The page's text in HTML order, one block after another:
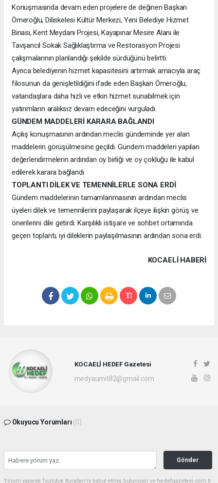
Konuşmasında devam eden projelere de değinen Başkan
Ömeroğlu, Diliskelesi Kültür Merkezi, Yeni Belediye Hizmet
Binası, Kent Meydanı Projesi, Kayapınar Mesire Alanı ile
Tavşancıl Sokak Sağlıklaştırma ve Restorasyon Projesi
çalışmalarının planlandığı şekilde sürdüğünü belirtti.
Ayrıca belediyenin hizmet kapasitesini artırmak amacıyla araç
filosunun da genişletildiğini ifade eden Başkan Ömeroğlu,
vatandaşlara daha hızlı ve etkin hizmet sunabilmek için
yatırımların aralıksız devam edeceğini vurguladı.
GÜNDEM MADDELERİ KARARA BAĞLANDI
Açılış konuşmasının ardından meclis gündeminde yer alan
maddelerin görüşülmesine geçildi. Gündem maddeleri yapılan
değerlendirmelerin ardından oy birliği ve oy çokluğu ile kabul
edilerek karara bağlandı.
TOPLANTI DİLEK VE TEMENNİLERLE SONA ERDİ
Gündem maddelerinin tamamlanmasının ardından meclis
üyeleri dilek ve temennilerini paylaşarak ilçeye ilişkin görüş ve
önerilerini dile getirdi. Karşılıklı istişare ve sohbet ortamında
geçen toplantı, iyi dileklerin paylaşılmasının ardından sona erdi.
KOCAELI HABERİ
KOCAELİ HEDEF Gazetesi
medyaumit82@gmail.com
Okuyucu Yorumları (0)
Gönder
Yorum yazarak Topluluk Kuralları’nı kabul etmiş bulunuyor ve hedefgazetesi.com.tr